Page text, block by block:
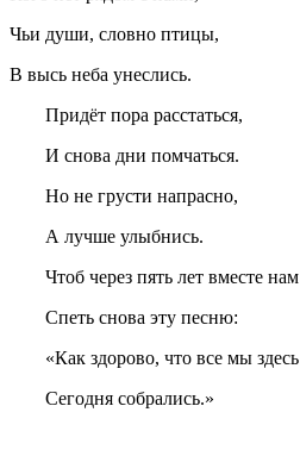
Чьи души, словно птицы,
В высь неба унеслись.
Придёт пора расстаться,
И снова дни помчаться.
Но не грусти напрасно,
А лучше улыбнись.
Чтоб через пять лет вместе нам
Спеть снова эту песню:
«Как здорово, что все мы здесь
Сегодня собрались.»